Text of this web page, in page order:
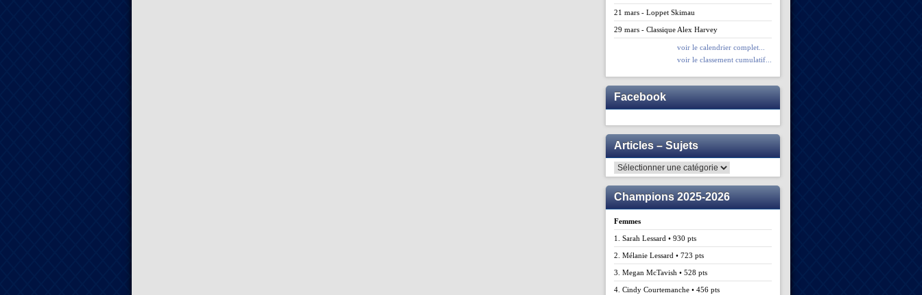
21 mars - Loppet Skimau
29 mars - Classique Alex Harvey
voir le calendrier complet...
voir le classement cumulatif...
Facebook
Articles – Sujets
Articles
–
Sujets
Champions 2025-2026
Femmes
1. Sarah Lessard • 930 pts
2. Mélanie Lessard • 723 pts
3. Megan McTavish • 528 pts
4. Cindy Courtemanche • 456 pts